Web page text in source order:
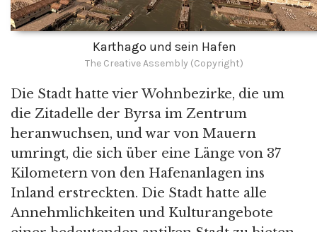
Karthago und sein Hafen
The Creative Assembly (Copyright)
Die Stadt hatte vier Wohnbezirke, die um
die Zitadelle der Byrsa im Zentrum
heranwuchsen, und war von Mauern
umringt, die sich über eine Länge von 37
Kilometern von den Hafenanlagen ins
Inland erstreckten. Die Stadt hatte alle
Annehmlichkeiten und Kulturangebote